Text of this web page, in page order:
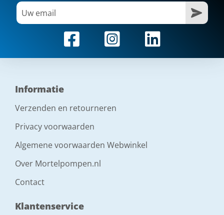
Informatie
Verzenden en retourneren
Privacy voorwaarden
Algemene voorwaarden Webwinkel
Over Mortelpompen.nl
Contact
Klantenservice